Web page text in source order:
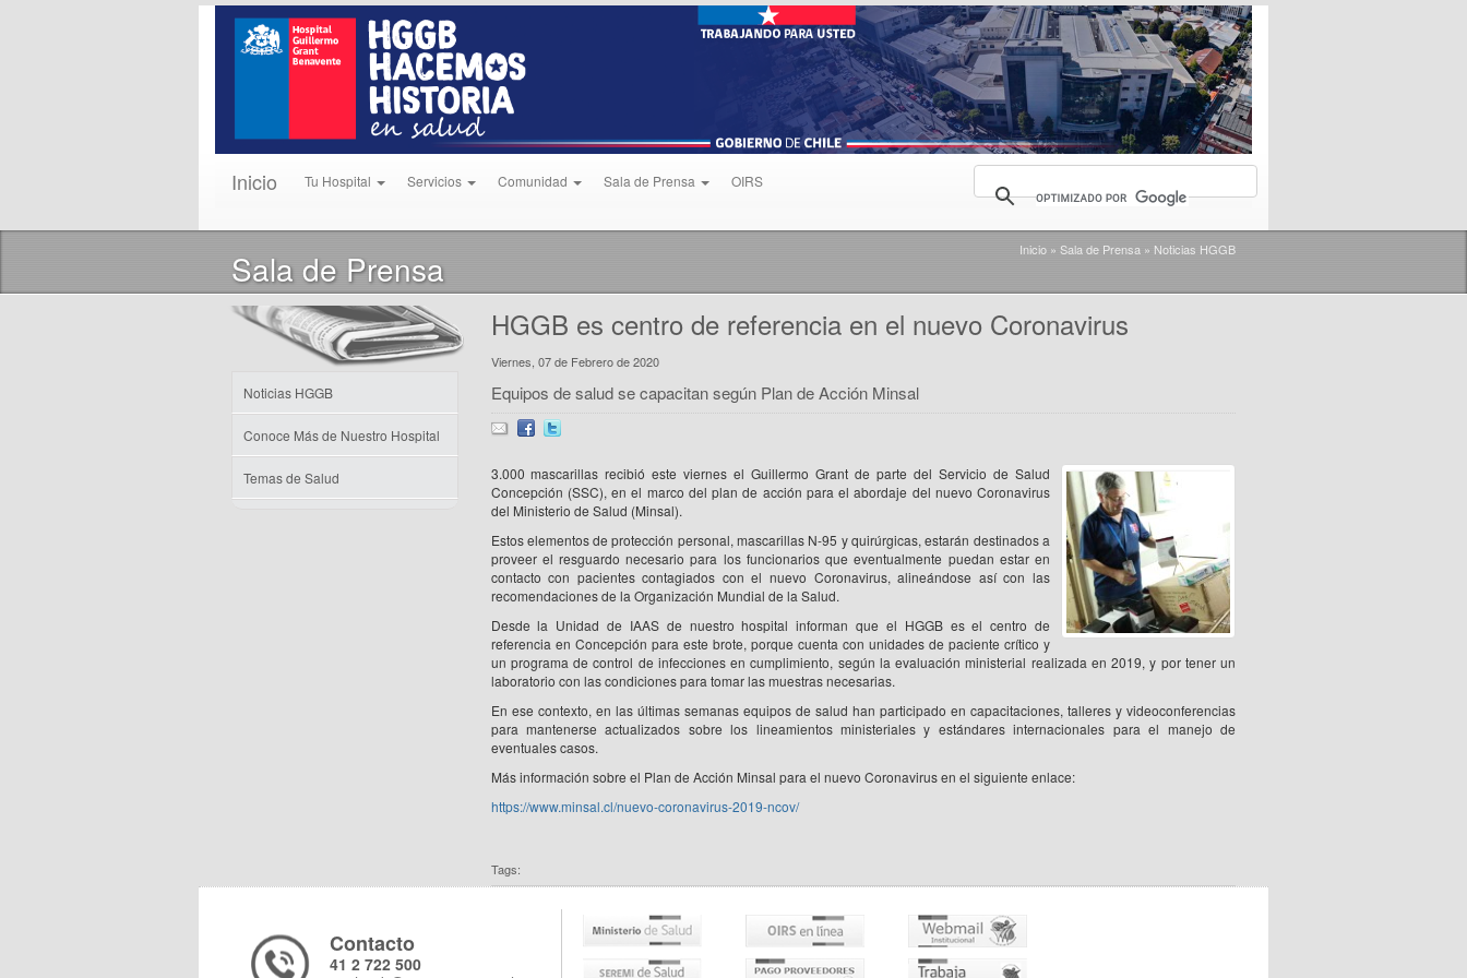
Inicio Tu Hospital Servicios Comunidad Sala de Prensa OIRS
Sala de Prensa Inicio» Sala de Prensa» Noticias HGGB
Noticias HGGB
Conoce Más de Nuestro Hospital
Temas de Salud
HGGB es centro de referencia en el nuevo Coronavirus
Viernes, 07 de Febrero de 2020
Equipos de salud se capacitan según Plan de Acción Minsal
3.000 mascarillas recibió este viernes el Guillermo Grant de parte del Servicio de Salud
Concepción (SSC), en el marco del plan de acción para el abordaje del nuevo Coronavirus
del Ministerio de Salud (Minsal).
Estos elementos de protección personal, mascarillas N-95 y quirúrgicas, estarán destinados a
proveer el resguardo necesario para los funcionarios que eventualmente puedan estar en
contacto con pacientes contagiados con el nuevo Coronavirus, alineándose así con las
recomendaciones de la Organización Mundial de la Salud.
Desde la Unidad de IAAS de nuestro hospital informan que el HGGB es el centro de
referencia en Concepción para este brote, porque cuenta con unidades de paciente crítico y
un programa de control de infecciones en cumplimiento, según la evaluación ministerial realizada en 2019, y por tener un
laboratorio con las condiciones para tomar las muestras necesarias.
En ese contexto, en las últimas semanas equipos de salud han participado en capacitaciones, talleres y videoconferencias
para mantenerse actualizados sobre los lineamientos ministeriales y estándares internacionales para el manejo de
eventuales casos.
Más información sobre el Plan de Acción Minsal para el nuevo Coronavirus en el siguiente enlace:
https://www.minsal.cl/nuevo-coronavirus-2019-ncov/
Tags:
Contacto
41 2 722 500